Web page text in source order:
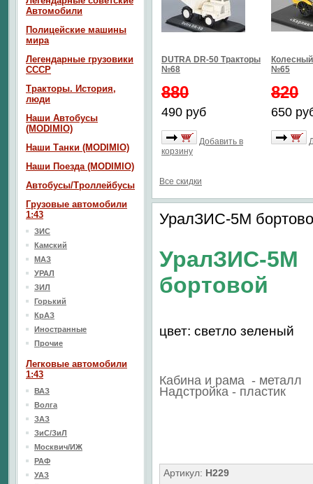
DUTRA DR-50 Тракторы
№68
880
490 руб
Добавить в
корзину
№65
820
650
Все скидки
УралЗИС-5М
УралЗИС-5М
бортовой
цвет: светло зеленый
Кабина и рама - металл
Надстройка - пластик
Артикул: H229
Автомобили
Полицейские машины
мира
Легендарные грузовики
СССР
Тракторы. История,
люди
Наши Автобусы
(MODIMIO)
Наши Танки (MODIMIO)
Наши Поезда (MODIMIO)
Автобусы/Троллейбусы
Грузовые автомобили
1:43
ЗИС
Камский
МАЗ
УРАЛ
ЗИЛ
Горький
КрАЗ
Иностранные
Прочие
Легковые автомобили
1:43
ВАЗ
Волга
ЗАЗ
ЗиС/ЗиЛ
Москвич/ИЖ
РАФ
УАЗ